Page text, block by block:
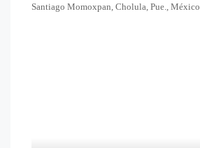
Santiago Momoxpan, Cholula, Pue., México